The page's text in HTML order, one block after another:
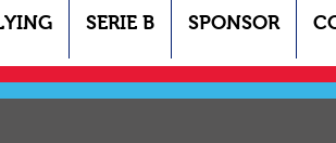
SERIE B SPONSOR